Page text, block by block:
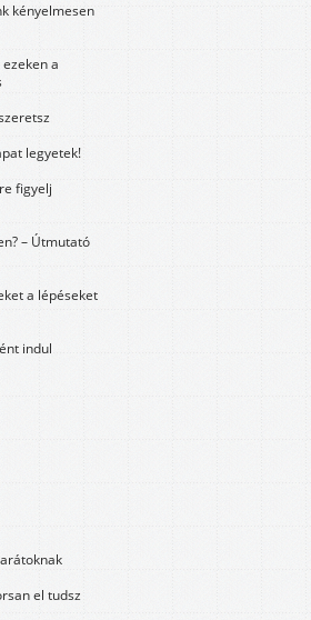
kényelmesen
a
legyetek!
figyelj
– Útmutató
a lépéseket
indul
el tudsz